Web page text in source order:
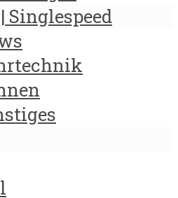
Singlespeed